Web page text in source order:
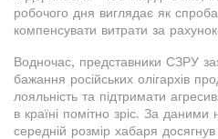
робочого дня виглядає як
компенсувати витрати за
Водночас, представники СЗРУ
бажання російських олігархів
лояльність та підтримати
в країні помітно зріс. За даними
середній розмір хабаря досягнув